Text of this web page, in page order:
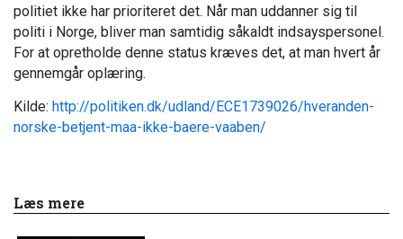
politiet ikke har prioriteret det. Når man uddanner sig til
politi i Norge, bliver man samtidig såkaldt indsayspersonel.
For at opretholde denne status kræves det, at man hvert år
gennemgår oplæring.
Kilde: http://politiken.dk/udland/ECE1739026/hveranden-
norske-betjent-maa-ikke-baere-vaaben/
Læs mere